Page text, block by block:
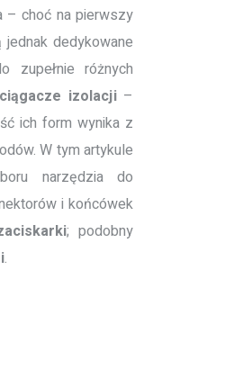
– choć na pierwszy
dedykowane
zupełnie różnych
izolacji–
ich form wynika z
W tym artykule
narzędzia do
i końcówek
; podobny
.